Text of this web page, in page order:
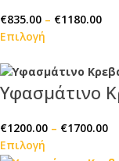
€835.00 – €1180.00
Επιλογή
Υφασμάτινο
€1200.00 – €1700.00
Επιλογή